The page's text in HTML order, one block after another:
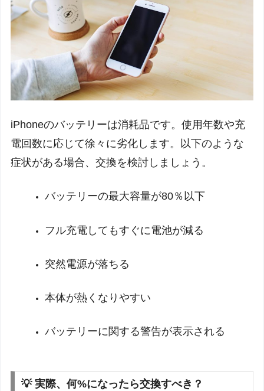
iPhoneのバッテリーは消耗品です。使用年数や充
電回数に応じて徐々に劣化します。以下のような
症状がある場合、交換を検討しましょう。
バッテリーの最大容量が80％以下
フル充電してもすぐに電池が減る
突然電源が落ちる
本体が熱くなりやすい
バッテリーに関する警告が表示される
💡 実際、何%になったら交換すべき？